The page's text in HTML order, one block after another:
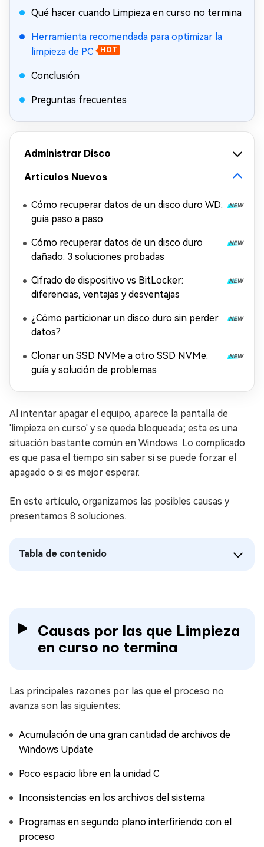
Qué hacer cuando Limpieza en curso no termina
Herramienta recomendada para optimizar la
limpieza de PC
HOT
Conclusión
Preguntas frecuentes
Administrar Disco
Artículos Nuevos
Cómo recuperar datos de un disco duro WD:
guía paso a paso
Cómo recuperar datos de un disco duro
dañado: 3 soluciones probadas
Cifrado de dispositivo vs BitLocker:
diferencias, ventajas y desventajas
¿Cómo particionar un disco duro sin perder
datos?
Clonar un SSD NVMe a otro SSD NVMe:
guía y solución de problemas
Al intentar apagar el equipo, aparece la pantalla de
'limpieza en curso' y se queda bloqueada; esta es una
situación bastante común en Windows. Lo complicado
es que pasa el tiempo sin saber si se puede forzar el
apagado o si es mejor esperar.
En este artículo, organizamos las posibles causas y
presentamos 8 soluciones.
Tabla de contenido
Causas por las que Limpieza
en curso no termina
Las principales razones por las que el proceso no
avanza son las siguientes:
Acumulación de una gran cantidad de archivos de
Windows Update
Poco espacio libre en la unidad C
Inconsistencias en los archivos del sistema
Programas en segundo plano interfiriendo con el
proceso